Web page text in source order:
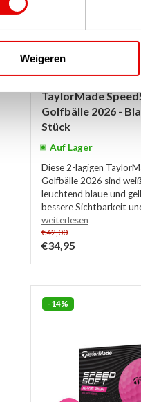
Weigeren
TaylorMade
Golfbälle 2026 -
Stück
Auf Lager
Diese 2-lagigen
Golfbälle 2026 sind
leuchtend blaue und
bessere Sichtbarkeit
weiterlesen
€42,00
€34,95
-14%